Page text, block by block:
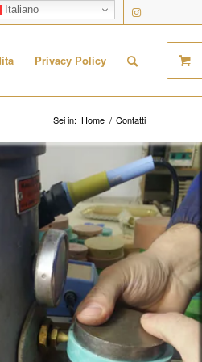
Privacy Policy
Sei in: Home / Contatti
Italiano